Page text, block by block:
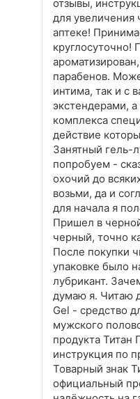
отзывы,
для увеличения
аптеке!
круглосуточно!
парабенов.
интима, так и с
экстендерами,
комплекса
действие
Занятный гель-
попробуем -
охочий до
возьми, да и
для начала я
Пришел в
черный, точно
После покупки
упаковке было
лубрикант.
думаю я. Читаю
Gel - средство
мужского
продукта Титан
инструкция по
Товарный знак
официальный